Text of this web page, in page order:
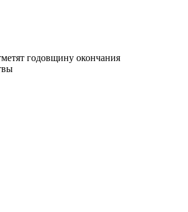
годовщину окончания